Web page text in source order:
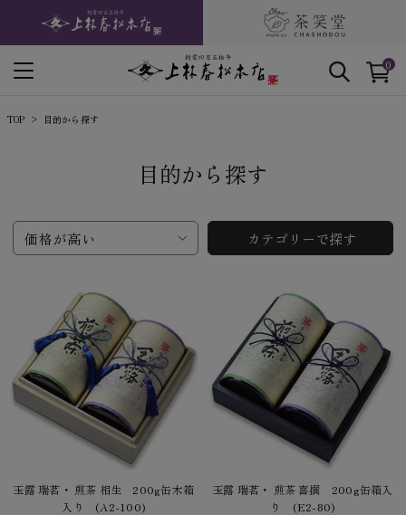
0
TOP 目的から探す
目的から探す
価格が高い カテゴリーで探す
玉露 瑞茗・ 煎茶 相生 200g缶木箱
入り (A2-100)
玉露 瑞茗・ 煎茶 喜撰 200g缶箱入
り (E2-80)